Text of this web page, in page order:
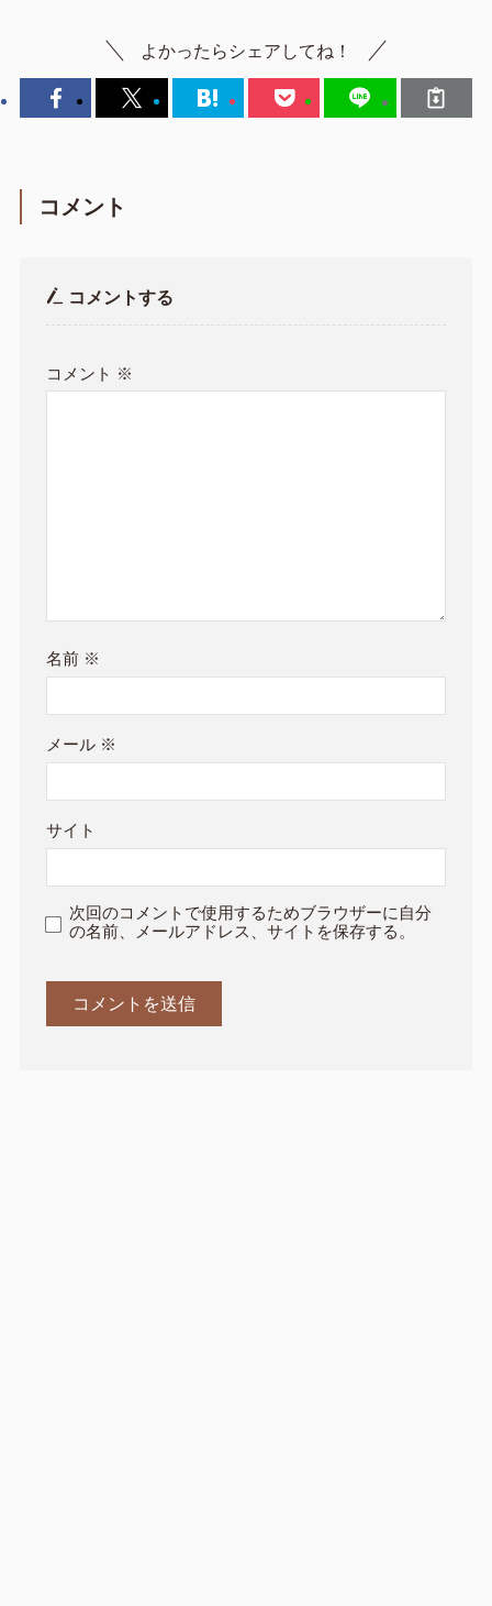
よかったらシェアしてね！
コメント
コメントする
コメント ※
名前 ※
メール ※
サイト
次回のコメントで使用するためブラウザーに自分
の名前、メールアドレス、サイトを保存する。